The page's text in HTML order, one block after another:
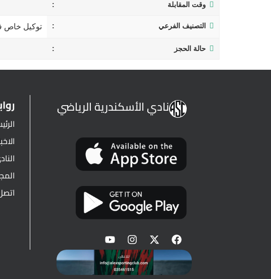
وقت المقابلة
التصنيف الفرعي توكيل خاص
حالة الحجز
نادي الأسكندرية الرياضي